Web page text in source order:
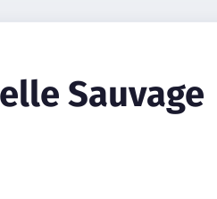
Sauvage